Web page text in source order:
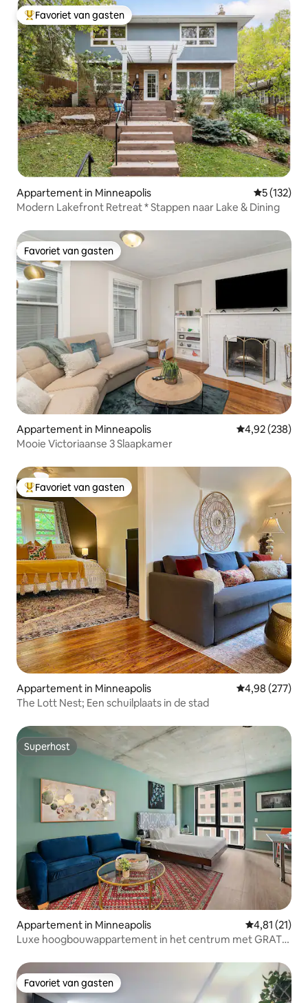
Topfavoriet van gasten
Favoriet van gasten
Appartement in Minneapolis
5 (132)
Modern Lakefront Retreat * Stappen naar Lake & Dining
Favoriet van gasten
Favoriet van gasten
Appartement in Minneapolis Gemiddelde
4,92 (238)
Mooie Victoriaanse 3 Slaapkamer
Topfavoriet van gasten
Favoriet van gasten
Appartement in Minneapolis Gemiddelde
4,98 (277)
The Lott Nest; Een schuilplaats in de stad
Superhost
Superhost
Appartement in Minneapolis Gemiddelde
4,81 (21)
Luxe hoogbouwappartement in het centrum met GRATIS
Favoriet van gasten
Favoriet van gasten